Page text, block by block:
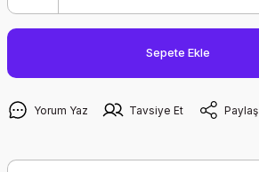
Sepete Ekle
Yorum Yaz Tavsiye Et Paylaş